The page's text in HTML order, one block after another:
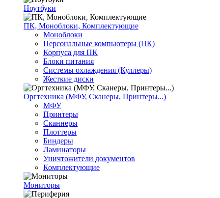
Ноутбуки
ПК, Моноблоки, Комплектующие
Моноблоки
Персональные компьютеры (ПК)
Корпуса для ПК
Блоки питания
Системы охлаждения (Куллеры)
Жесткие диски
Оргтехника (МФУ, Сканеры, Принтеры...)
МФУ
Принтеры
Сканнеры
Плоттеры
Биндеры
Ламинаторы
Уничтожители документов
Комплектующие
Мониторы